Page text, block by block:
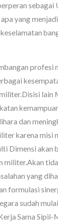
sebagai
yang
profesi
lain
dan
karena misi
Dimensi akan
militer.Akan
yang
formulasi
sudah
Sama Sipil-